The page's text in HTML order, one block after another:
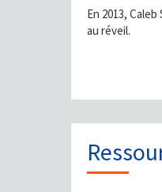
En 2013,
au réveil.